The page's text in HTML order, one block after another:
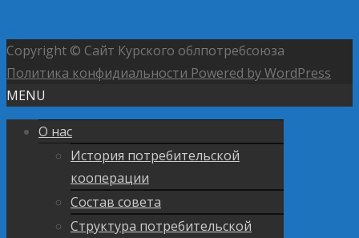
Copyright © Сайт Курского облпотребсоюза
Политика конфидиальности Powered by WordPress
MENU
О нас
История потребительской
кооперации
Состав совета
Структура потребительской